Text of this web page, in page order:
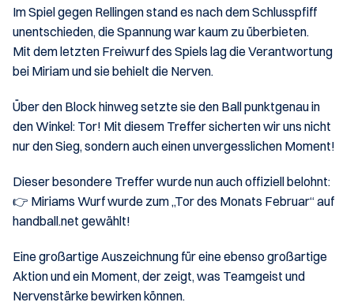
Im Spiel gegen Rellingen stand es nach dem Schlusspfiff
unentschieden, die Spannung war kaum zu überbieten.
Mit dem letzten Freiwurf des Spiels lag die Verantwortung
bei Miriam und sie behielt die Nerven.
Über den Block hinweg setzte sie den Ball punktgenau in
den Winkel: Tor! Mit diesem Treffer sicherten wir uns nicht
nur den Sieg, sondern auch einen unvergesslichen Moment!
Dieser besondere Treffer wurde nun auch offiziell belohnt:
👉 Miriams Wurf wurde zum „Tor des Monats Februar“ auf
handball.net gewählt!
Eine großartige Auszeichnung für eine ebenso großartige
Aktion und ein Moment, der zeigt, was Teamgeist und
Nervenstärke bewirken können.